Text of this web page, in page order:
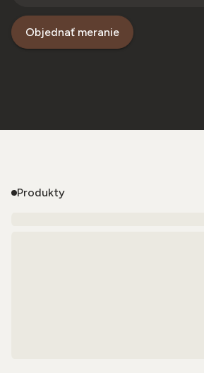
Objednať meranie
Produkty